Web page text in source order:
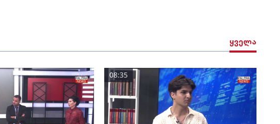
ყველა
08:35